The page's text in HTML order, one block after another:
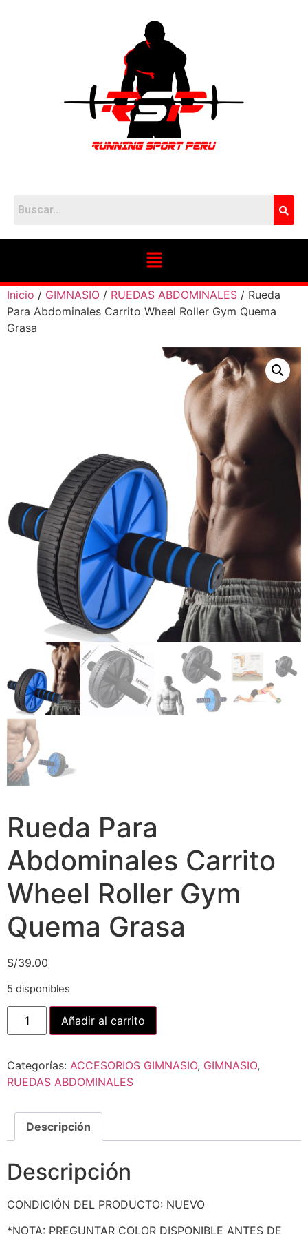
Inicio / GIMNASIO / RUEDAS ABDOMINALES / Rueda
Para Abdominales Carrito Wheel Roller Gym Quema
Grasa
Rueda Para
Abdominales Carrito
Wheel Roller Gym
Quema Grasa
S/39.00
5 disponibles
Añadir al carrito
Categorías: ACCESORIOS GIMNASIO, GIMNASIO,
RUEDAS ABDOMINALES
Descripción
Descripción
CONDICIÓN DEL PRODUCTO: NUEVO
*NOTA: PREGUNTAR COLOR DISPONIBLE ANTES DE